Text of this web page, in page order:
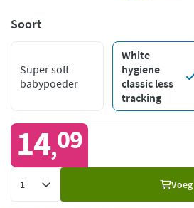
Soort
Super soft
babypoeder
White
hygiene
classic less
tracking
14,09